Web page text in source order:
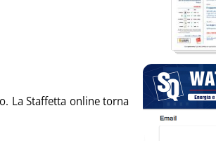
La Staffetta online torna